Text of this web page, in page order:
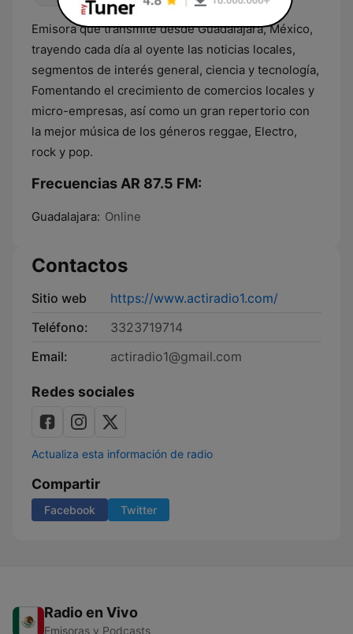
Emisora que transmite desde Guadalajara, México,
trayendo cada día al oyente las noticias locales,
segmentos de interés general, ciencia y tecnología,
Fomentando el crecimiento de comercios locales y
micro-empresas, así como un gran repertorio con
la mejor música de los géneros reggae, Electro,
rock y pop.
Frecuencias AR 87.5 FM:
Guadalajara: Online
Contactos
Sitio web
https://www.actiradio1.com/
Teléfono:
3323719714
Email:
actiradio1@gmail.com
Redes sociales
Actualiza esta información de radio
Compartir
Facebook Twitter
Radio en Vivo
Emisoras y Podcasts